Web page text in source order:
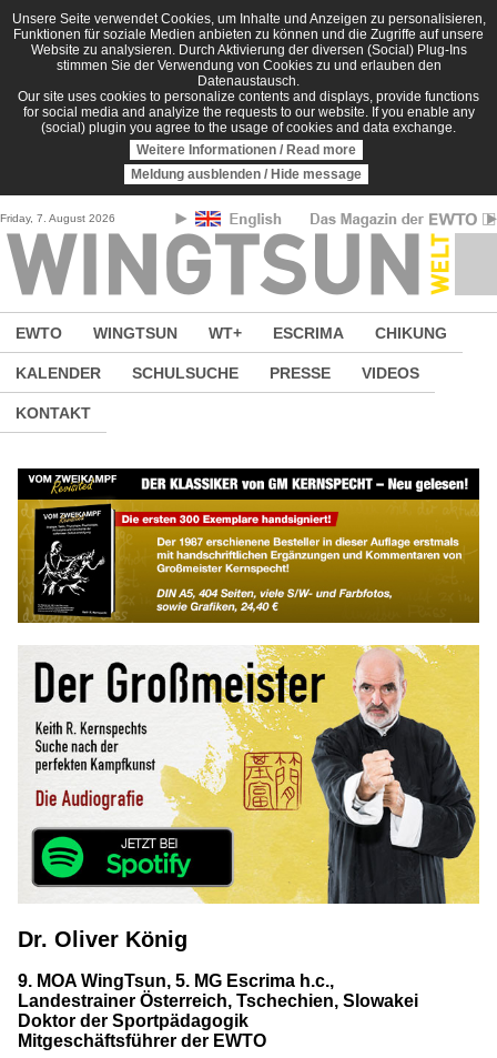
Direkt zum Inhalt
Unsere Seite verwendet Cookies, um Inhalte und Anzeigen zu personalisieren,
Funktionen für soziale Medien anbieten zu können und die Zugriffe auf unsere
Website zu analysieren. Durch Aktivierung der diversen (Social) Plug-Ins
stimmen Sie der Verwendung von Cookies zu und erlauben den
Datenaustausch.
Our site uses cookies to personalize contents and displays, provide functions
for social media and analyize the requests to our website. If you enable any
(social) plugin you agree to the usage of cookies and data exchange.
Weitere Informationen / Read more
Meldung ausblenden / Hide message
Friday, 7. August 2026
EWTO WINGTSUN WT+ ESCRIMA CHIKUNG
KALENDER SCHULSUCHE PRESSE VIDEOS
KONTAKT
Dr. Oliver König
9. MOA WingTsun, 5. MG Escrima h.c.,
Landestrainer Österreich, Tschechien, Slowakei
Doktor der Sportpädagogik
Mitgeschäftsführer der EWTO